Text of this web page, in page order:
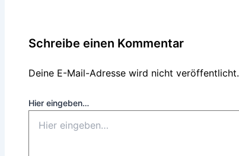
Schreibe einen Kommentar
Deine E-Mail-Adresse wird nicht veröffentlicht.
Hier eingeben…